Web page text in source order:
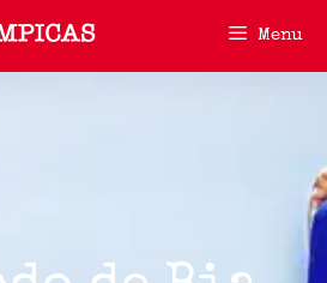
Menu